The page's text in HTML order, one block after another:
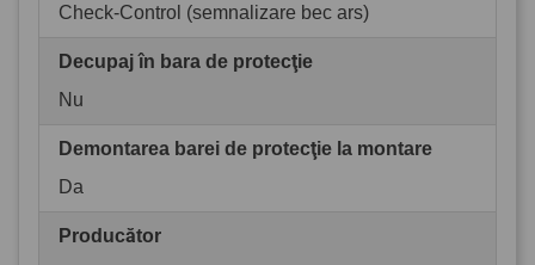
Check-Control (semnalizare bec ars)
Decupaj în bara de protecţie
Nu
Demontarea barei de protecţie la montare
Da
Producător